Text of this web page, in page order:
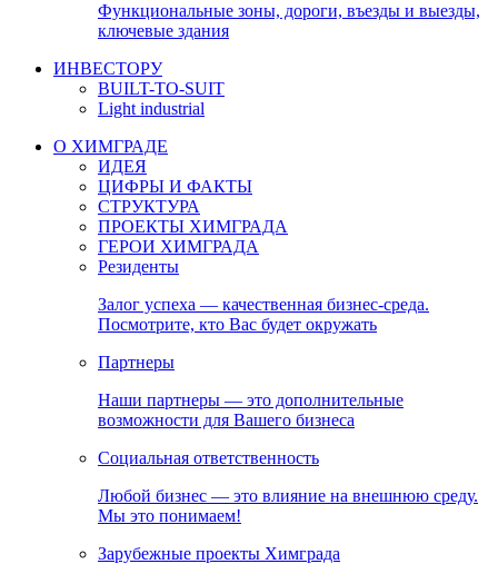
Функциональные зоны, дороги, въезды и выезды,
ключевые здания
ИНВЕСТОРУ
BUILT-TO-SUIT
Light industrial
О ХИМГРАДЕ
ИДЕЯ
ЦИФРЫ И ФАКТЫ
СТРУКТУРА
ПРОЕКТЫ ХИМГРАДА
ГЕРОИ ХИМГРАДА
Резиденты
Залог успеха — качественная бизнес-среда.
Посмотрите, кто Вас будет окружать
Партнеры
Наши партнеры — это дополнительные
возможности для Вашего бизнеса
Социальная ответственность
Любой бизнес — это влияние на внешнюю среду.
Мы это понимаем!
Зарубежные проекты Химграда